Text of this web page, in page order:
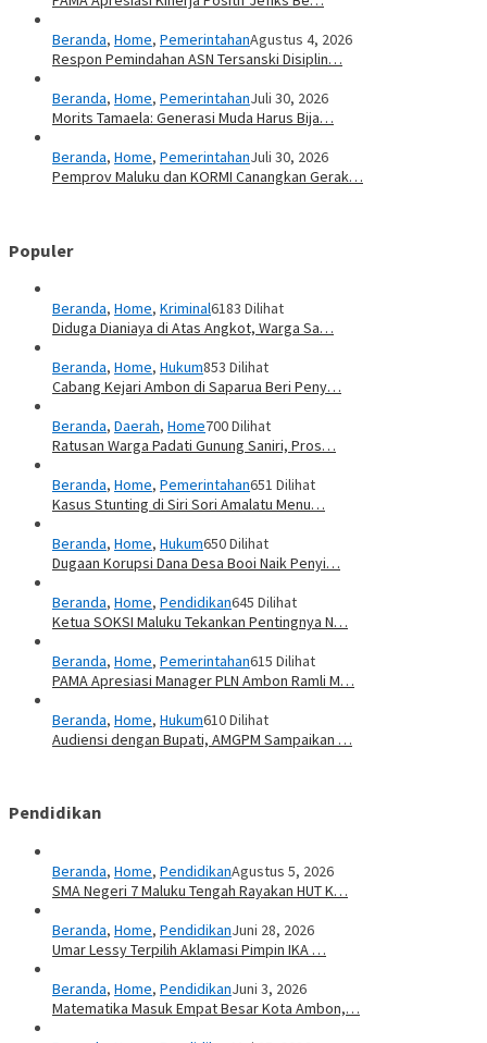
Beranda, Home, PemerintahanAgustus 4, 2026
Respon Pemindahan ASN Tersanski Disiplin…
Beranda, Home, PemerintahanJuli 30, 2026
Morits Tamaela: Generasi Muda Harus Bija…
Beranda, Home, PemerintahanJuli 30, 2026
Pemprov Maluku dan KORMI Canangkan Gerak…
Populer
Beranda, Home, Kriminal6183 Dilihat
Diduga Dianiaya di Atas Angkot, Warga Sa…
Beranda, Home, Hukum853 Dilihat
Cabang Kejari Ambon di Saparua Beri Peny…
Beranda, Daerah, Home700 Dilihat
Ratusan Warga Padati Gunung Saniri, Pros…
Beranda, Home, Pemerintahan651 Dilihat
Kasus Stunting di Siri Sori Amalatu Menu…
Beranda, Home, Hukum650 Dilihat
Dugaan Korupsi Dana Desa Booi Naik Penyi…
Beranda, Home, Pendidikan645 Dilihat
Ketua SOKSI Maluku Tekankan Pentingnya N…
Beranda, Home, Pemerintahan615 Dilihat
PAMA Apresiasi Manager PLN Ambon Ramli M…
Beranda, Home, Hukum610 Dilihat
Audiensi dengan Bupati, AMGPM Sampaikan …
Pendidikan
Beranda, Home, PendidikanAgustus 5, 2026
SMA Negeri 7 Maluku Tengah Rayakan HUT K…
Beranda, Home, PendidikanJuni 28, 2026
Umar Lessy Terpilih Aklamasi Pimpin IKA …
Beranda, Home, PendidikanJuni 3, 2026
Matematika Masuk Empat Besar Kota Ambon,…